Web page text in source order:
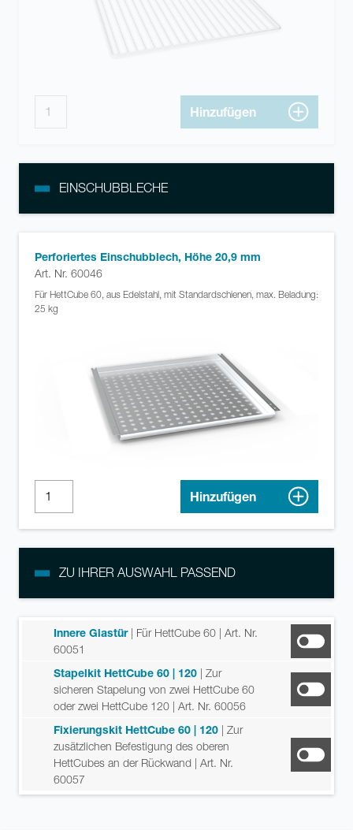
Hinzufügen
EINSCHUBBLECHE
Perforiertes Einschubblech, Höhe 20,9 mm
Art. Nr. 60046
Für HettCube 60, aus Edelstahl, mit Standardschienen, max. Beladung:
25 kg
Hinzufügen
ZU IHRER AUSWAHL PASSEND
Innere Glastür | Für HettCube 60 | Art. Nr.
60051
Stapelkit HettCube 60 | 120 | Zur
sicheren Stapelung von zwei HettCube 60
oder zwei HettCube 120 | Art. Nr. 60056
Fixierungskit HettCube 60 | 120 | Zur
zusätzlichen Befestigung des oberen
HettCubes an der Rückwand | Art. Nr.
60057